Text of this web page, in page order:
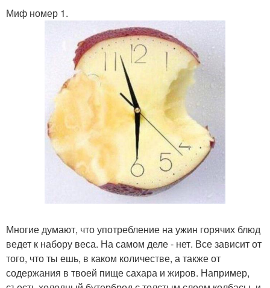
Миф номер 1.
Многие думают, что употребление на ужин горячих блюд
ведет к набору веса. На самом деле - нет. Все зависит от
того, что ты ешь, в каком количестве, а также от
содержания в твоей пище сахара и жиров. Например,